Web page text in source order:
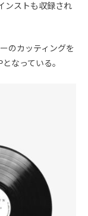
ンストも収録され
のカッティングを
なっている。